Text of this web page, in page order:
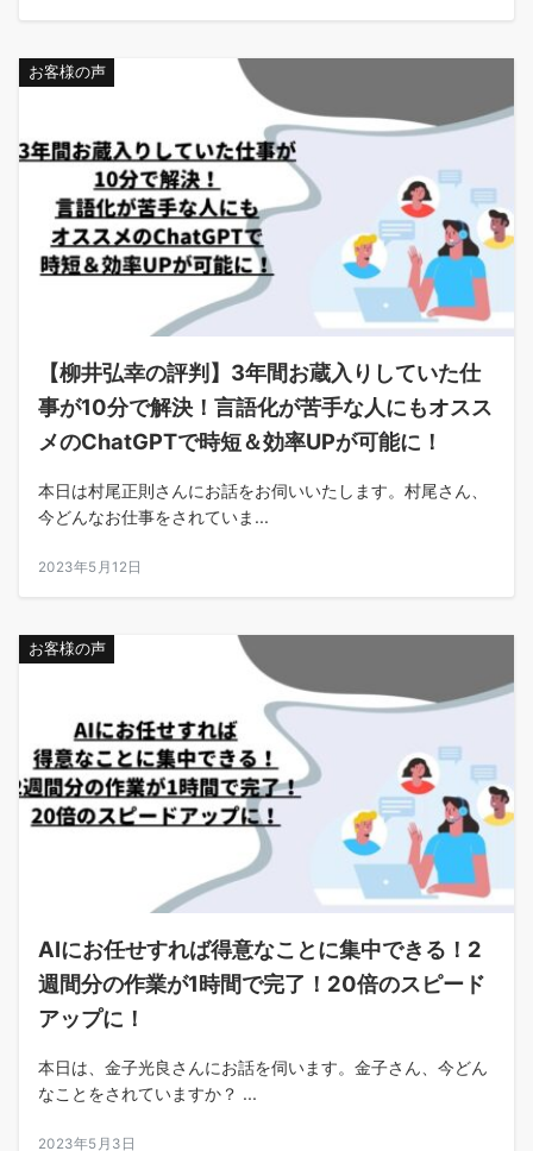
お客様の声
【柳井弘幸の評判】3年間お蔵入りしていた仕
事が10分で解決！言語化が苦手な人にもオスス
メのChatGPTで時短＆効率UPが可能に！
本日は村尾正則さんにお話をお伺いいたします。村尾さん、
今どんなお仕事をされていま...
2023年5月12日
お客様の声
AIにお任せすれば得意なことに集中できる！2
週間分の作業が1時間で完了！20倍のスピード
アップに！
本日は、金子光良さんにお話を伺います。金子さん、今どん
なことをされていますか？ ...
2023年5月3日